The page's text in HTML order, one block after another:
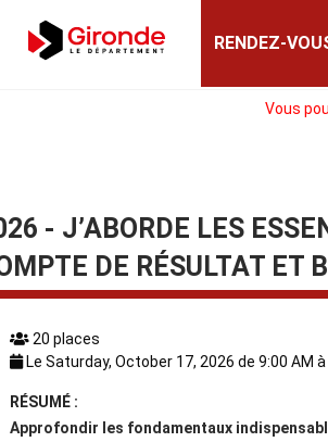
Gironde
RENDEZ-
Vous
- J’ABORDE LES
DE RÉSULTAT ET
20 places
Le
RÉSUMÉ :
Approfondir les fondamentaux